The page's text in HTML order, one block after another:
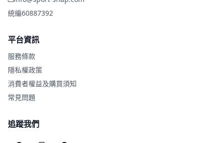
統編60887392
平台資訊
服務條款
隱私權政策
消費者權益及購買須知
常見問題
追蹤我們